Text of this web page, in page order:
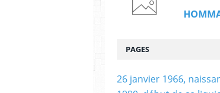
PAGES
26 janvier 1966,